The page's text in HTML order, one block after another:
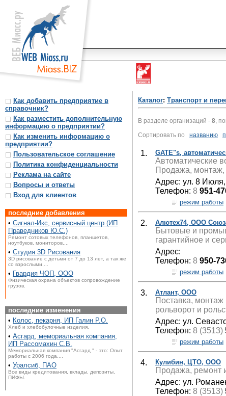
Как добавить предприятие в
справочник?
Как разместить дополнительную
информацию о предприятии?
Как изменить информацию о
предприятии?
Пользовательское соглашение
Политика конфиденциальности
Реклама на сайте
Вопросы и ответы
Вход для клиентов
последние добавления
• Сигнал-Икс, сервисный центр (ИП
Праведников Ю.С.)
Ремонт сотовых телефонов, планшетов,
ноутбуков, мониторов,...
• Студия 3D Рисования
3D рисование с детьми от 7 до 13 лет, а так же
со взрослыми,...
• Гвардия ЧОП, ООО
Физическая охрана объектов сопровождение
грузов.
последние изменения
• Колос, пекарня, ИП Галин Р.О.
Хлеб и хлебобулочные изделия.
• Асгард, мемориальная компания,
ИП Рассомахин С.В.
Мемориальная компания "Асгард " - это: Опыт
работы с 2006 года....
• Уралсиб, ПАО
Все виды кредитования, вклады, депозиты,
ПИФЫ.
Каталог: Транспорт и
В разделе организаций - 8 ,
Сортировать по названию
1. GATE"s,
Автоматические
Продажа,
Адрес: ул. 8
Телефон: 8 951-
режим работы
2. Алютех74, ООО
Бытовые и
гарантийное и
Адрес:
Телефон: 8 950-
режим работы
3. Атлант, ООО
Поставка,
рольворот и
Адрес: ул.
Телефон: 8 (3513)
режим работы
4. Кулибин, ЦТО, ООО
Продажа, ремонт
Адрес: ул.
Телефон: 8 (3513)